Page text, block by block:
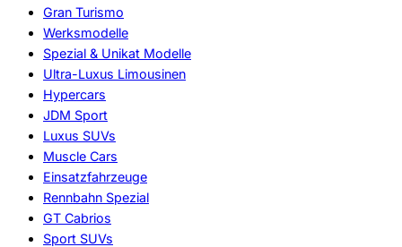
Gran Turismo
Werksmodelle
Spezial & Unikat Modelle
Ultra-Luxus Limousinen
Hypercars
JDM Sport
Luxus SUVs
Muscle Cars
Einsatzfahrzeuge
Rennbahn Spezial
GT Cabrios
Sport SUVs